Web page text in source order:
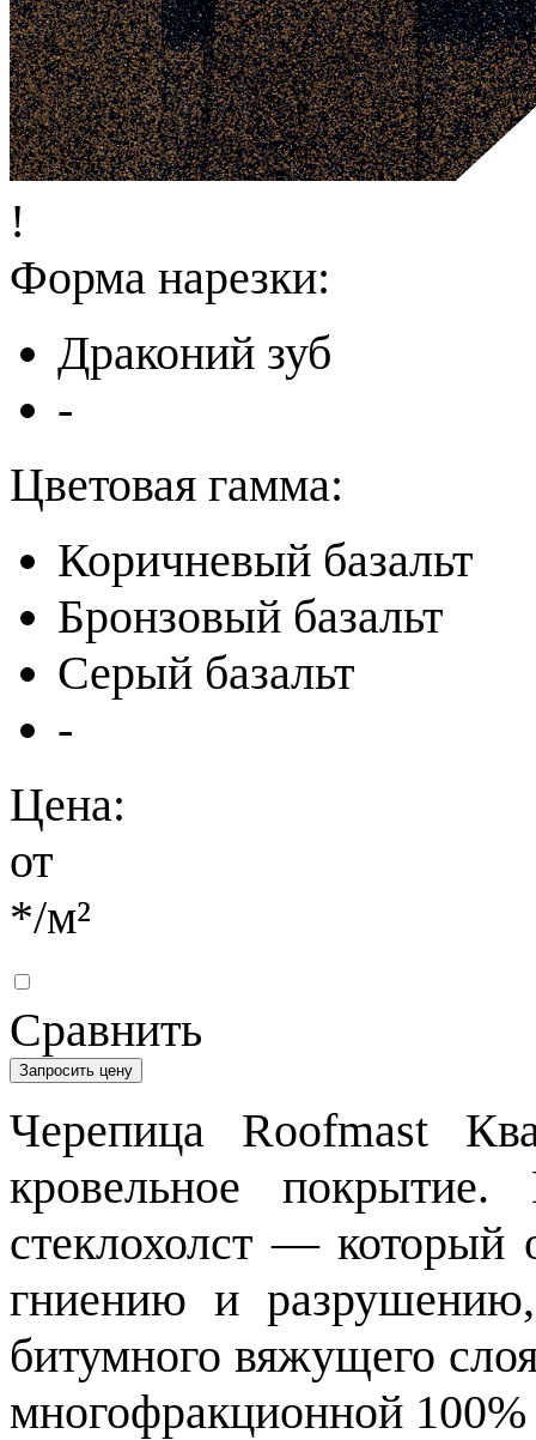
!
Форма нарезки:
Драконий зуб
-
Цветовая гамма:
Коричневый базальт
Бронзовый базальт
Серый базальт
-
Цена:
от
*/м²
Сравнить
Запросить цену
Черепица Roofmast
кровельное
стеклохолст — который
гниению и
битумного вяжущего
многофракционной